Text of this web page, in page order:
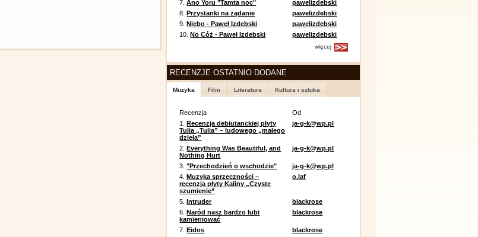
7.Ano Yoru "Tamta noc"
pawelizdebski
8.Przystanki na żądanie
pawelizdebski
9.Niebo - Paweł Izdebski
pawelizdebski
10.No Cóż - Paweł Izdebski pawelizdebski
więcej
RECENZJE OSTATNIO DODANE
Muzyka Film Literatura Kultura i sztuka
Recenzja
Od
1.Recenzja debiutanckiej płyty
Tulia „Tulia” – ludowego „małego
dzieła”
ja-g-k@wp.pl
2.Everything Was Beautiful, and
Nothing Hurt
ja-g-k@wp.pl
3."Przechodzień o wschodzie"
ja-g-k@wp.pl
4.Muzyka sprzeczności –
recenzja płyty Kaliny „Czyste
szumienie”
o.laf
5.Intruder
blackrose
6.Naród nasz bardzo lubi
kamieniować
blackrose
7.Eidos
blackrose